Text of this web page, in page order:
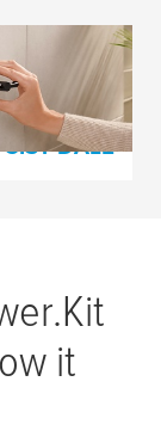
to
ČÍST DÁLE
it